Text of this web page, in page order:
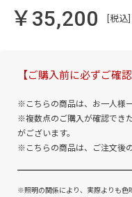
￥35,200 [税込]
【ご購入前に必ずご確
※こちらの商品は、お一人様
※複数点のご購入が確認でき
がございます。
※こちらの商品は、ご注文後
※照明の関係により、実際よりも色